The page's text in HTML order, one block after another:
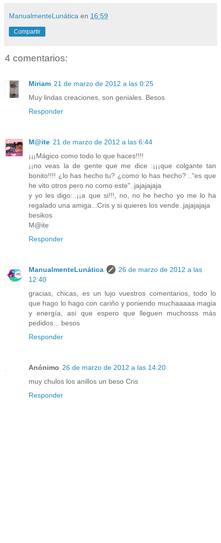
ManualmenteLunática en 16:59
Compartir
4 comentarios:
Miriam 21 de marzo de 2012 a las 0:25
Muy lindas creaciones, son geniales. Besos
Responder
M@ite 21 de marzo de 2012 a las 6:44
¡¡¡Mágico como todo lo que haces!!!!
¡¡no veas la de gente que me dice :¡¡¡que colgante tan
bonito!!!! ¿lo has hecho tu? ¿como lo has hecho? .."es que
he vito otros pero no como este"..jajajajaja
y yo les digo:..¡¡a que si!!!, no, no he hecho yo me lo ha
regalado una amiga...Cris y si quieres los vende..jajajajaja
besikos
M@ite
Responder
ManualmenteLunática
26 de marzo de 2012 a las
12:40
gracias, chicas, es un lujo vuestros comentarios, todo lo
que hago lo hago con cariño y poniendo muchaaaaa magia
y energía, así que espero que lleguen muchosss más
pedidos... besos
Responder
Anónimo 26 de marzo de 2012 a las 14:20
muy chulos los anillos un beso Cris
Responder